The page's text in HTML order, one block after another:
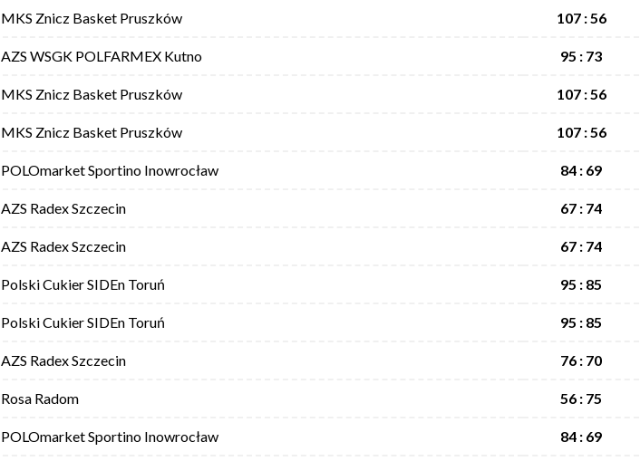
MKS Znicz Basket Pruszków 107 : 56
AZS WSGK POLFARMEX Kutno 95 : 73
MKS Znicz Basket Pruszków 107 : 56
MKS Znicz Basket Pruszków 107 : 56
POLOmarket Sportino Inowrocław 84 : 69
AZS Radex Szczecin 67 : 74
AZS Radex Szczecin 67 : 74
Polski Cukier SIDEn Toruń 95 : 85
Polski Cukier SIDEn Toruń 95 : 85
AZS Radex Szczecin 76 : 70
Rosa Radom 56 : 75
POLOmarket Sportino Inowrocław 84 : 69